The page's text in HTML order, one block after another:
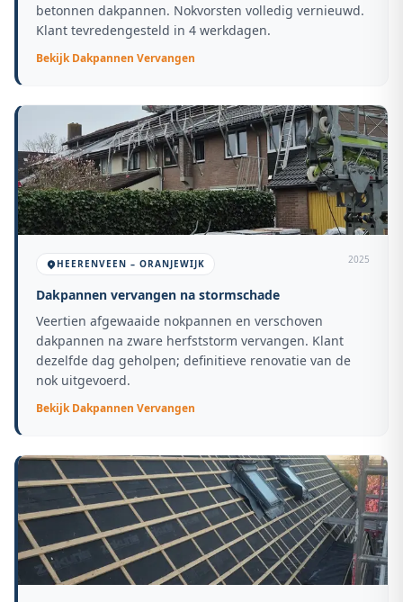
betonnen dakpannen. Nokvorsten volledig vernieuwd.
Klant tevredengesteld in 4 werkdagen.
BekijkDakpannen Vervangen
HEERENVEEN – ORANJEWIJK 2025
Dakpannen vervangen na stormschade
Veertien afgewaaide nokpannen en verschoven
dakpannen na zware herfststorm vervangen. Klant
dezelfde dag geholpen; definitieve renovatie van de
nok uitgevoerd.
BekijkDakpannen Vervangen